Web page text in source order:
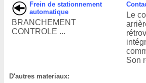
Frein de stationnement
automatique
BRANCHEMENT
CONTROLE ...
Le
Son
D'autres materiaux: